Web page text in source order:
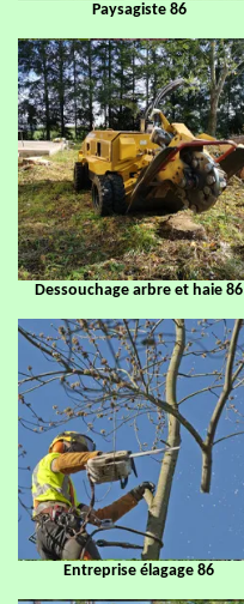
Paysagiste 86
Dessouchage arbre et haie 86
Entreprise élagage 86